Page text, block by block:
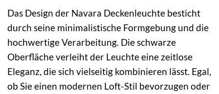
Das Design der Navara Deckenleuchte besticht
durch seine minimalistische Formgebung und die
hochwertige Verarbeitung. Die schwarze
Oberfläche verleiht der Leuchte eine zeitlose
Eleganz, die sich vielseitig kombinieren lässt. Egal,
ob Sie einen modernen Loft-Stil bevorzugen oder